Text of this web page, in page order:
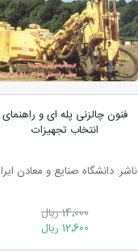
فنون چالزنی پله ای و راهنمای
انتخاب تجهیزات
ناشر: دانشگاه صنایع و معادن
14٬000 ریال
12٬600 ریال